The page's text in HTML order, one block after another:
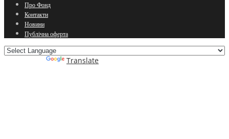
Про Фонд
Контакти
Новини
Публічна оферта
Translate